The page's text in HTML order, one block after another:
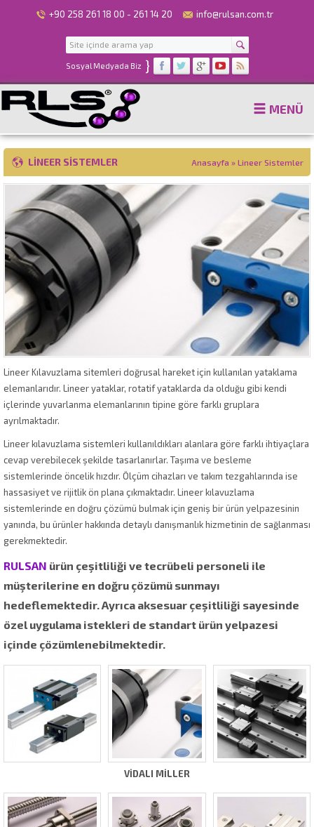
+90 258 261 18 00 - 261 14 20 info@rulsan.com.tr
Sosyal Medyada Biz }
MENÜ
LINEER SISTEMLER Anasayfa » Lineer Sistemler
Lineer Kılavuzlama sitemleri doğrusal hareket için kullanılan yataklama
elemanlarıdır. Lineer yataklar, rotatif yataklarda da olduğu gibi kendi
içlerinde yuvarlanma elemanlarının tipine göre farklı gruplara
ayrılmaktadır.
Lineer kılavuzlama sistemleri kullanıldıkları alanlara göre farklı ihtiyaçlara
cevap verebilecek şekilde tasarlanırlar. Taşıma ve besleme
sistemlerinde öncelik hızdır. Ölçüm cihazları ve takım tezgahlarında ise
hassasiyet ve rijitlik ön plana çıkmaktadır. Lineer kılavuzlama
sistemlerinde en doğru çözümü bulmak için geniş bir ürün yelpazesinin
yanında, bu ürünler hakkında detaylı danışmanlık hizmetinin de sağlanması
gerekmektedir.
RULSAN ürün çeşitliliği ve tecrübeli personeli ile
müşterilerine en doğru çözümü sunmayı
hedeflemektedir. Ayrıca aksesuar çeşitliliği sayesinde
özel uygulama istekleri de standart ürün yelpazesi
içinde çözümlenebilmektedir.
VİDALI MİLLER